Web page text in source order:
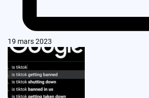
19 mars 2023